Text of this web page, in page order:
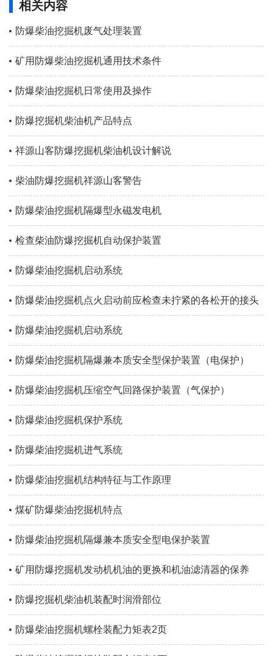
相关内容
防爆柴油挖掘机废气处理装置
矿用防爆柴油挖掘机通用技术条件
防爆柴油挖掘机日常使用及操作
防爆挖掘机柴油机产品特点
祥源山客防爆挖掘机柴油机设计解说
柴油防爆挖掘机祥源山客警告
防爆柴油挖掘机隔爆型永磁发电机
检查柴油防爆挖掘机自动保护装置
防爆柴油挖掘机启动系统
防爆柴油挖掘机点火启动前应检查未拧紧的各松开的接头
防爆柴油挖掘机启动系统
防爆柴油挖掘机隔爆兼本质安全型保护装置（电保护）
防爆柴油挖掘机压缩空气回路保护装置（气保护）
防爆柴油挖掘机保护系统
防爆柴油挖掘机进气系统
防爆柴油挖掘机结构特征与工作原理
煤矿防爆柴油挖掘机特点
防爆柴油挖掘机隔爆兼本质安全型电保护装置
矿用防爆挖掘机发动机机油的更换和机油滤清器的保养
防爆挖掘机柴油机装配时润滑部位
防爆柴油挖掘机螺栓装配力矩表2页